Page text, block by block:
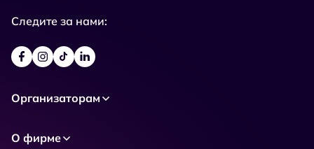
Следите за нами:
Организаторам
О фирме